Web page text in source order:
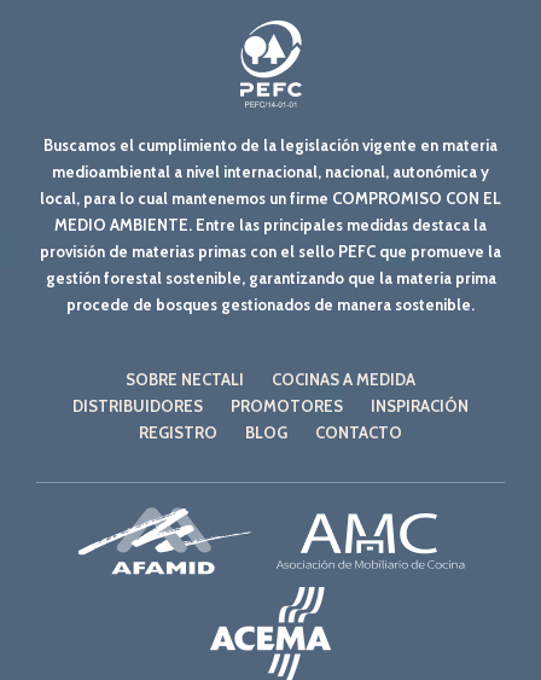
Buscamos el cumplimiento de la legislación vigente en materia
medioambiental a nivel internacional, nacional, autonómica y
local, para lo cual mantenemos un firme COMPROMISO CON EL
MEDIO AMBIENTE. Entre las principales medidas destaca la
provisión de materias primas con el sello PEFC que promueve la
gestión forestal sostenible, garantizando que la materia prima
procede de bosques gestionados de manera sostenible.
SOBRE NECTALI
COCINAS A MEDIDA
DISTRIBUIDORES
PROMOTORES
INSPIRACIÓN
REGISTRO
BLOG CONTACTO